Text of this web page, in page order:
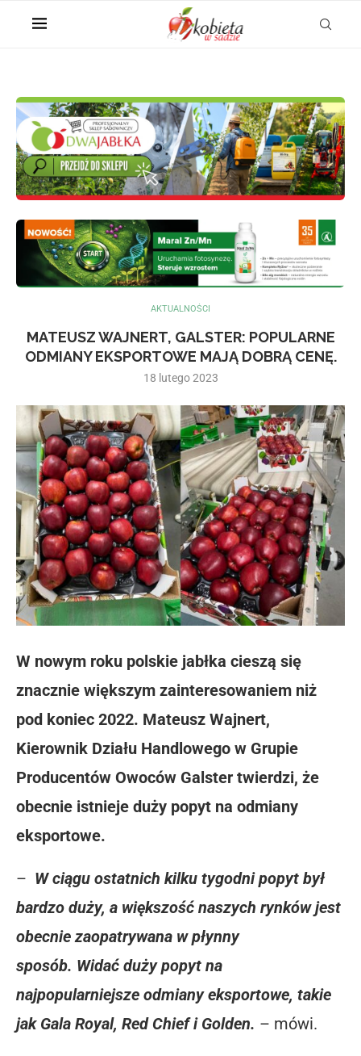
AKTUALNOŚCI
MATEUSZ WAJNERT, GALSTER: POPULARNE
ODMIANY EKSPORTOWE MAJĄ DOBRĄ CENĘ.
18 lutego 2023
W nowym roku polskie jabłka cieszą się
znacznie większym zainteresowaniem niż
pod koniec 2022. Mateusz Wajnert,
Kierownik Działu Handlowego w Grupie
Producentów Owoców Galster twierdzi, że
obecnie istnieje duży popyt na odmiany
eksportowe.
– W ciągu ostatnich kilku tygodni popyt był
bardzo duży, a większość naszych rynków jest
obecnie zaopatrywana w płynny
sposób. Widać duży popyt na
najpopularniejsze odmiany eksportowe, takie
jak Gala Royal, Red Chief i Golden. – mówi.